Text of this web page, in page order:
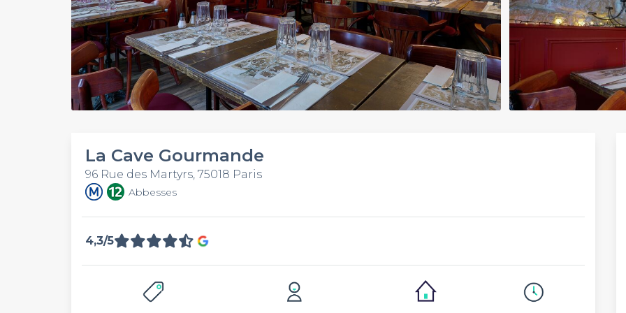
La Cave Gourmande
96 Rue des Martyrs, 75018 Paris
Abbesses
4,3/5